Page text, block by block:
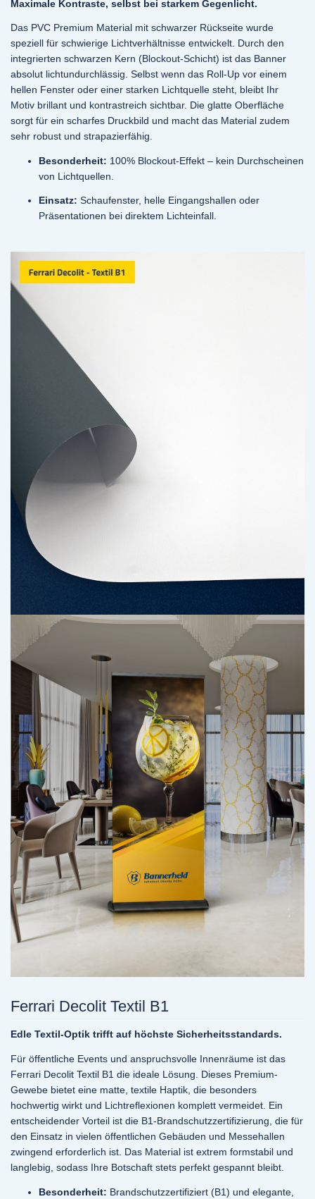
Maximale Kontraste, selbst bei starkem Gegenlicht.
Das PVC Premium Material mit schwarzer Rückseite wurde
speziell für schwierige Lichtverhältnisse entwickelt. Durch den
integrierten schwarzen Kern (Blockout-Schicht) ist das Banner
absolut lichtundurchlässig. Selbst wenn das Roll-Up vor einem
hellen Fenster oder einer starken Lichtquelle steht, bleibt Ihr
Motiv brillant und kontrastreich sichtbar. Die glatte Oberfläche
sorgt für ein scharfes Druckbild und macht das Material zudem
sehr robust und strapazierfähig.
Besonderheit: 100% Blockout-Effekt – kein Durchscheinen
von Lichtquellen.
Einsatz: Schaufenster, helle Eingangshallen oder
Präsentationen bei direktem Lichteinfall.
Ferrari Decolit Textil B1
Edle Textil-Optik trifft auf höchste Sicherheitsstandards.
Für öffentliche Events und anspruchsvolle Innenräume ist das
Ferrari Decolit Textil B1 die ideale Lösung. Dieses Premium-
Gewebe bietet eine matte, textile Haptik, die besonders
hochwertig wirkt und Lichtreflexionen komplett vermeidet. Ein
entscheidender Vorteil ist die B1-Brandschutzzertifizierung, die für
den Einsatz in vielen öffentlichen Gebäuden und Messehallen
zwingend erforderlich ist. Das Material ist extrem formstabil und
langlebig, sodass Ihre Botschaft stets perfekt gespannt bleibt.
Besonderheit: Brandschutzzertifiziert (B1) und elegante,